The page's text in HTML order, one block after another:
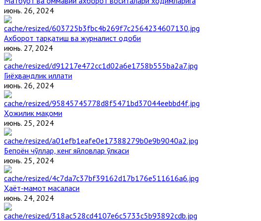
июнь. 26, 2024
Ахборот тарқатиш ва журналист одоби
июнь. 27, 2024
Гиёҳвандлик иллати
июнь. 26, 2024
Ҳожилик мақоми
июнь. 25, 2024
Бепоён чўллар, кенг яйловлар ўлкаси
июнь. 25, 2024
Ҳаёт-мамот масаласи
июнь. 24, 2024